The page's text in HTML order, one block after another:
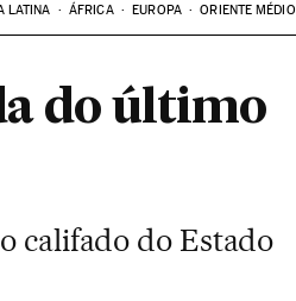
LATINA ÁFRICA EUROPA ORIENTE MÉDIO
do último
califado do Estado